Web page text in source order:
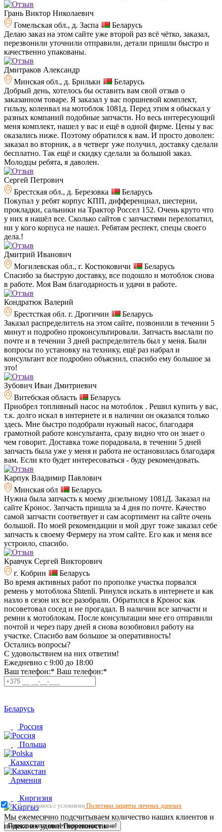
Грань Виктор Николаевич
Гомельская обл., д. Заспа
Беларусь
Делаю заказ на этом сайте уже второй раз всё чётко, заказал,
перезвонили уточнили отправили, детали пришли быстро и
качественно упакованы.
Дмитраков Александр
Минская обл., д. Брильки
Беларусь
Добрый день, хотелось бы оставить вам свой отзыв о
заказанном товаре. Я заказал у вас поршневой комплект,
гильзу, коленвал на мотоблок 1081д. Перед этим я обыскал у
разных компаний подобные запчасти. Но весь интересующий
меня комплект, нашел у вас и ещё в одной фирме. Цены у вас
оказались ниже. Поэтому обратился к вам. И просто доволен:
заказал во вторник, а в четверг уже получил, доставку сделали
бесплатно. Так ещё и скидку сделали за большой заказ.
Молодцы ребята, я даволен.
Сергей Петрович
Брестская обл., д. Березовка
Беларусь
Покупал у ребят корпус КПП, дифференциал, шестерни,
прокладки, сальники на Трактор Россел 152. Очень круто что
у них я нашёл все. Сколько сайтов с запчастями перелопатил,
ни у кого корпуса не нашел. Ребятам респект, спецы своего
дела.!
Дмитрий Иванович
Могилевская обл., г. Костюковичи
Беларусь
Спасибо за быструю доставку, все подошло и мотоблок снова
в работе. Моя Вам благодарность и удачи в работе.
Кондратюк Валерий
Брестсткая обл. г. Дрогичин
Беларусь
Заказал распределитель на этом сайте, позвонили в течении 5
минут и подробно проконсультировали. Запчасть выслали по
почте и в течении 3 дней распределитель был у меня. Были
вопросы по установку на технику, ещё раз набрал и
консультант все подробно объяснил, спасибо ему большое за
это!
Зубович Иван Дмитриевич
Витебская область
Беларусь
Приобрел топливный насос на мотоблок . Решил купить у вас,
т.к. долго искал в интернете и в наличии он оказался только
здесь. Мне быстро подобрали нужный насос, благодаря
грамотной работе консультанта, сразу видно что он знает о
чем говорит. Доставка тоже порадовала, в течении 5 дней
запчасть была уже у меня и работа не остановилась благодаря
вам. Если кто будет интересоваться - буду рекомендовать.
Карпук Владимир Павлович
Минская обл
Беларусь
Нужна была запчасть к моему дизельному 1081Д. Заказал на
сайте Кронос. Запчасть пришла за 4 дня по почте. Качество
самой запчасти соответвует и сам асортимент на сайте очень
большой. По моей рекомендации и мой друг тоже заказал себе
запчасть к своему Фермеру на этом сайте. Его как и меня все
устроило, спасибо.
Кравчук Сергей Викторович
г. Кобрин
Беларусь
Во время активных работ по прополке участка порвался
ремень у мотоблока Shtenli. Ринулся искать в интернете и как
назло в сезон их все разобрали. Обратился в Кронос как
посоветовал сосед и не прогадал. В наличии все запчасти и
ремни к мотоблокам. После консультации мне его отправили
почтой и через пару дней я снова возобновил работу на
участке. Спасибо вам большое за оперативность!
Остались вопросы?
C удовольствием на них ответим!
Ежедневно с 9:00 до 18:00
Ваш телефон:* Ваш телефон:*
Беларусь
Россия
Польша
Казахстан
Армения
Киргизия
Перезвоните мне! Перезвоните мне!
Я соглашаюсь с условиями Политики защиты личных данных
Мы ежемесячно подсчитываем количество наших клиентов и
индекс их удовлетворенности.